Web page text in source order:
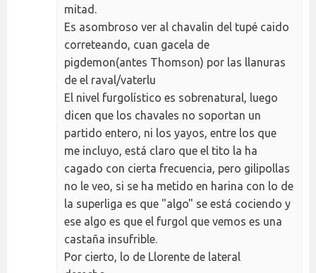
mitad.
Es asombroso ver al chavalin del tupé caido
correteando, cuan gacela de
pigdemon(antes Thomson) por las llanuras
de el raval/vaterlu
El nivel furgolístico es sobrenatural, luego
dicen que los chavales no soportan un
partido entero, ni los yayos, entre los que
me incluyo, está claro que el tito la ha
cagado con cierta frecuencia, pero gilipollas
no le veo, si se ha metido en harina con lo de
la superliga es que "algo" se está cociendo y
ese algo es que el furgol que vemos es una
castaña insufrible.
Por cierto, lo de Llorente de lateral